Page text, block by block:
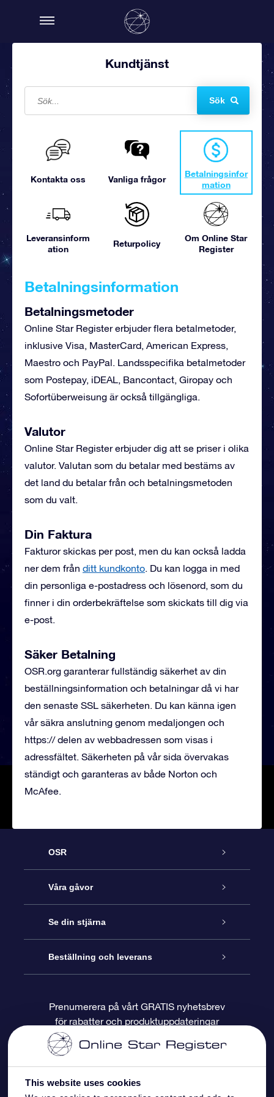
This website uses cookies
Kundtjänst
Sök
Kontakta oss Vanliga frågor
Betalningsinfor
mation
Leveransinform
ation
Returpolicy
Om Online Star
Register
Betalningsinformation
Betalningsmetoder
Online Star Register erbjuder flera betalmetoder,
inklusive Visa, MasterCard, American Express,
Maestro och PayPal. Landsspecifika betalmetoder
som Postepay, iDEAL, Bancontact, Giropay och
Sofortüberweisung är också tillgängliga.
Valutor
Online Star Register erbjuder dig att se priser i olika
valutor. Valutan som du betalar med bestäms av
det land du betalar från och betalningsmetoden
som du valt.
Din Faktura
Fakturor skickas per post, men du kan också ladda
ner dem från ditt kundkonto. Du kan logga in med
din personliga e-postadress och lösenord, som du
finner i din orderbekräftelse som skickats till dig via
e-post.
Säker Betalning
OSR.org garanterar fullständig säkerhet av din
beställningsinformation och betalningar då vi har
den senaste SSL säkerheten. Du kan känna igen
vår säkra anslutning genom medaljongen och
https:// delen av webbadressen som visas i
adressfältet. Säkerheten på vår sida övervakas
ständigt och garanteras av både Norton och
McAfee.
OSR
Kundtjänst
Kontakta oss
Blogg
Recensioner
Våra gåvor
Online-Stjärngåva
OSR Gåvopaket
OSR Presentkort
Företagspresenter
Se din stjärna
Stjärnregiste
Personlig Stjärnsida
One Million Stars
OSR Starsaver
Beställning och leverans
Betalningsinformation
Returpolicy
Prenumerera på vårt GRATIS nyhetsbrev
för rabatter och produktuppdateringar